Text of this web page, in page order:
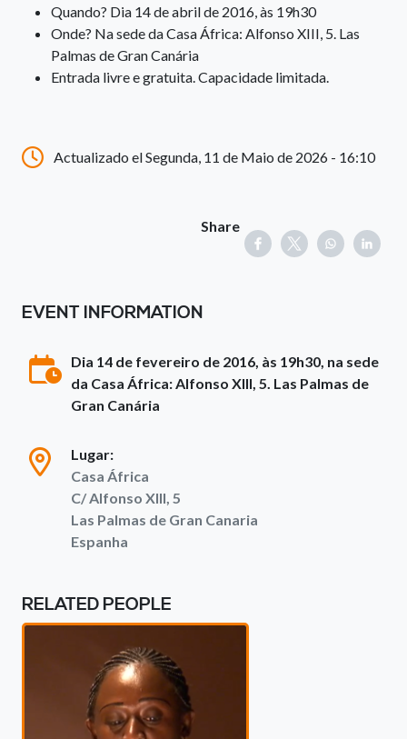
Quando? Dia 14 de abril de 2016, às 19h30
Onde? Na sede da Casa África: Alfonso XIII, 5. Las
Palmas de Gran Canária
Entrada livre e gratuita. Capacidade limitada.
Actualizado el Segunda, 11 de Maio de 2026 - 16:10
Share
EVENT INFORMATION
Dia 14 de fevereiro de 2016, às 19h30, na sede
da Casa África: Alfonso XIII, 5. Las Palmas de
Gran Canária
Lugar:
Casa África
C/ Alfonso XIII, 5
Las Palmas de Gran Canaria
Espanha
RELATED PEOPLE